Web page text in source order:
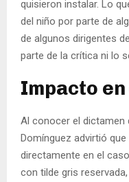
quisieron instalar. Lo
del niño por parte de
de algunos dirigentes
parte de la crítica ni lo
Impacto
Al conocer el dictamen
Domínguez advirtió
directamente en el
con tilde gris